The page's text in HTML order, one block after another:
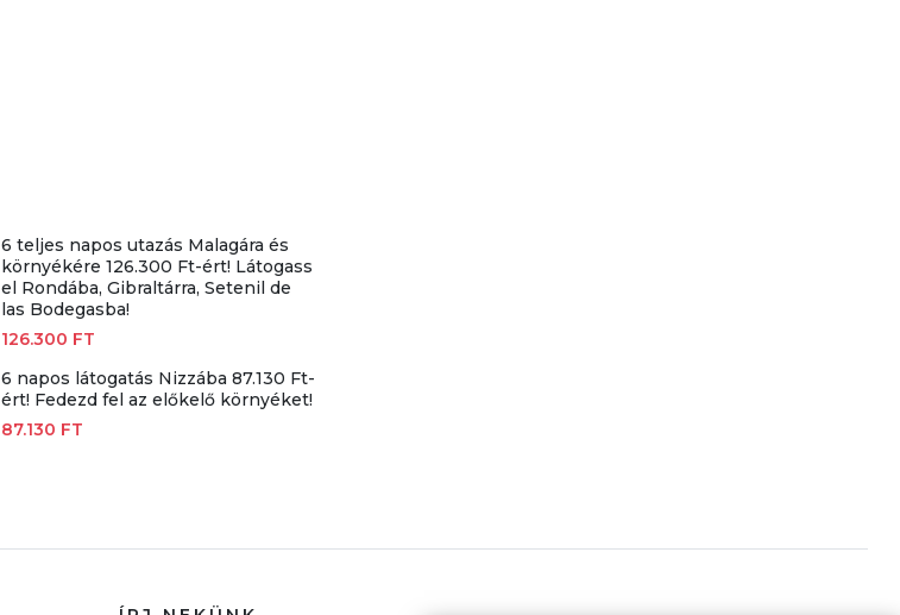
6 teljes napos utazás Malagára és
környékére 126.300 Ft-ért! Látogass
el Rondába, Gibraltárra, Setenil de
las Bodegasba!
126.300 FT
6 napos látogatás Nizzába 87.130 Ft-
ért! Fedezd fel az előkelő környéket!
87.130 FT